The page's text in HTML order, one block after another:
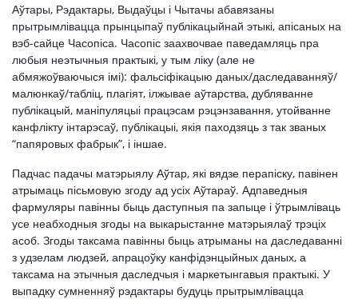
Аўтары, Рэдактары, Выдаўцы і Чытачы абавязаны
прытрымлівацца прынцыпаў публікацыйнай этыкі, апісаных на
вэб-сайце Часопіса. Часопіс заахвочвае паведамляць пра
любыя неэтычныя практыкі, у тым ліку (але не
абмяжоўваючыся імі): фальсіфікацыю даных/даследаванняў/
малюнкаў/табліц, плагіят, ілжывае аўтарства, дубляванне
публікацый, маніпуляцыі працэсам рэцэнзавання, утойванне
канфлікту інтарэсаў, публікацыі, якія паходзяць з так званых
“папяровых фабрык”, і іншае.
Падчас падачы матэрыялу Аўтар, які вядзе перапіску, павінен
атрымаць пісьмовую згоду ад усіх Аўтараў. Адпаведныя
фармуляры павінны быць даступныя па запыце і ўтрымліваць
усе неабходныя згоды на выкарыстанне матэрыялаў трэціх
асоб. Згоды таксама павінны быць атрыманы на даследаванні
з удзелам людзей, апрацоўку канфідэнцыйных даных, а
таксама на этычныя даследчыя і маркетынгавыя практыкі. У
выпадку сумненняў рэдактары будуць прытрымлівацца